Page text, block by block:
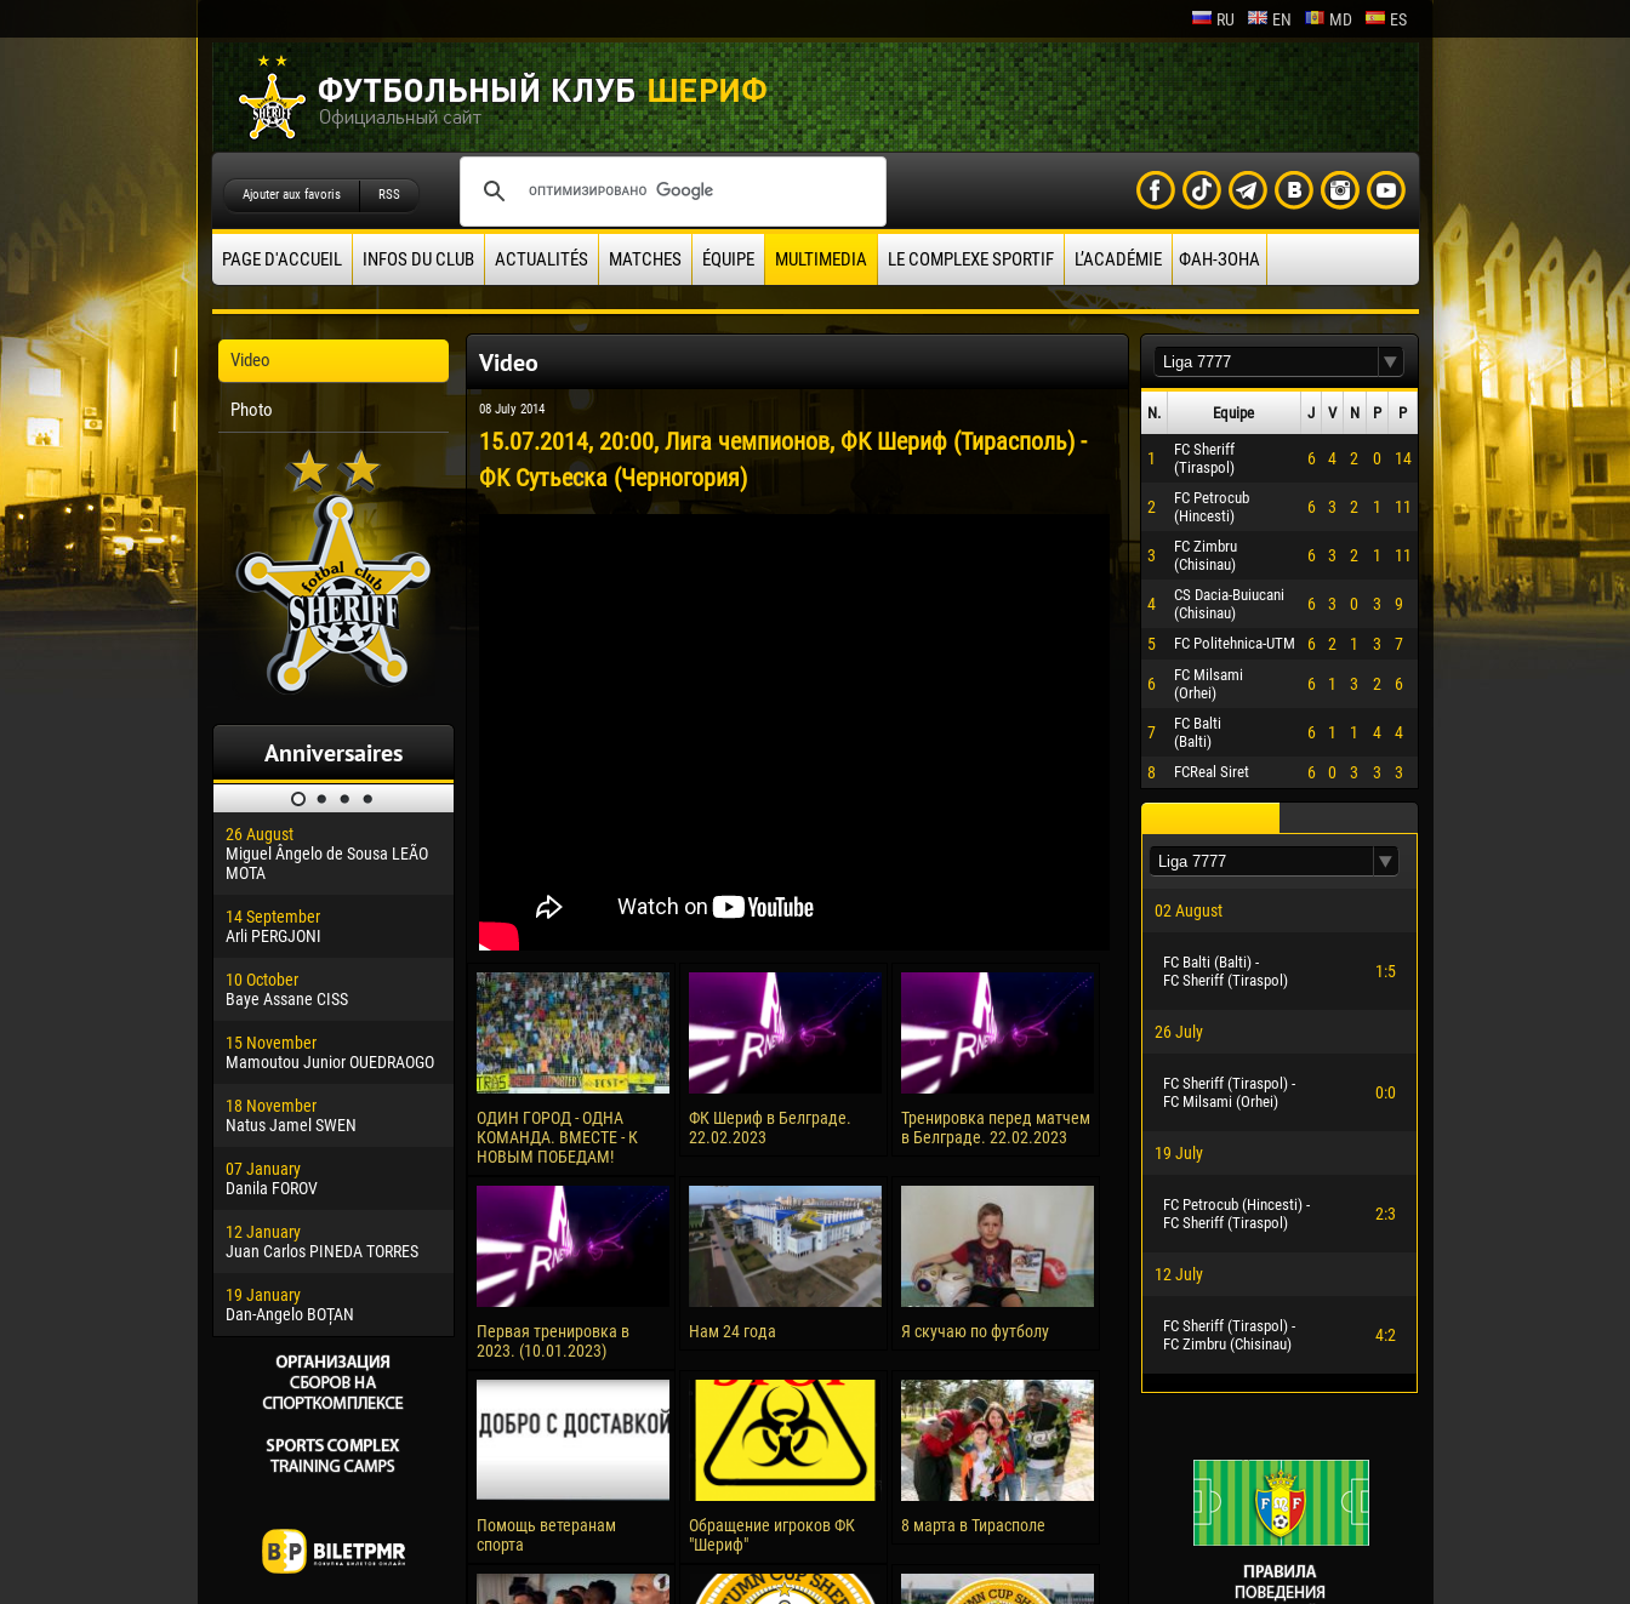
RU EN MD ES
Ajouter aux favoris RSS
PAGE D'ACCUEIL INFOS DU CLUB ACTUALITÉS MATCHES ÉQUIPE MULTIMEDIA LE COMPLEXE SPORTIF L’ACADÉMIE ФАН-ЗОНА
Video
Photo
Anniversaires
26 August
Miguel Ângelo de Sousa LEÃO
MOTA
14 September
Arli PERGJONI
10 October
Baye Assane CISS
15 November
Mamoutou Junior OUEDRAOGO
18 November
Natus Jamel SWEN
07 January
Danila FOROV
12 January
Juan Carlos PINEDA TORRES
19 January
Dan-Angelo BOȚAN
24 February
Vladislav COSTIN
Veaceslav COZMA
09 March
Emmanuel AFETSE
20 March
22 March
Samba KONÉ
Vitor Hugo Morais de OLIVEIRA
28 March
Raí LOPES DE OLIVEIRA
13 May
Renat JOSAN
Konan Jaures-Ulrich LOUKOU
24 June
Victor CIUMAȘU
28 June
10 July
15 July
Ivan DYULGEROV
17 July
Jair Ameth MODELO HERRERA
Vladimir FRATEA
Video
08 July 2014
15.07.2014, 20:00, Лига чемпионов, ФК Шериф (Тирасполь) -
ФК Сутьеска (Черногория)
ОДИН ГОРОД - ОДНА
КОМАНДА. ВМЕСТЕ - К
НОВЫМ ПОБЕДАМ!
ФК Шериф в Белграде.
22.02.2023
Тренировка перед матчем
в Белграде. 22.02.2023
Первая тренировка в
2023. (10.01.2023)
Нам 24 года Я скучаю по футболу
Помощь ветеранам
спорта
Обращение игроков ФК
"Шериф"
8 марта в Тирасполе
N. Equipe J V N P P
1
FC Sheriff
(Tiraspol)
6 4 2 0 14
2
FC Petrocub
(Hincesti)
6 3 2 1 11
3
FC Zimbru
(Chisinau)
6 3 2 1 11
4
CS Dacia-Buiucani
(Chisinau)
6 3 0 3 9
5 FC Politehnica-UTM 6 2 1 3 7
6
FC Milsami
(Orhei)
6 1 3 2 6
7
FC Balti
(Balti)
6 1 1 4 4
8 FCReal Siret 6 0 3 3 3
02 August
FC Balti (Balti) -
FC Sheriff (Tiraspol)
1:5
26 July
FC Sheriff (Tiraspol) -
FC Milsami (Orhei)
0:0
19 July
FC Petrocub (Hincesti) -
FC Sheriff (Tiraspol)
2:3
12 July
FC Sheriff (Tiraspol) -
FC Zimbru (Chisinau)
4:2